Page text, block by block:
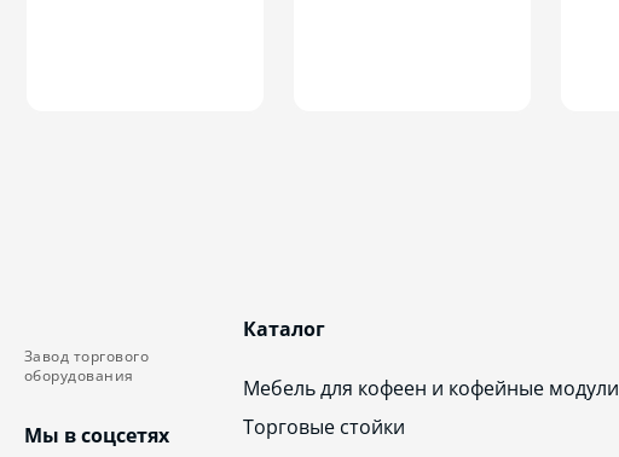
Завод торгового
оборудования
Мы в соцсетях
Каталог
Мебель для кофеен и кофейные модули
Торговые стойки